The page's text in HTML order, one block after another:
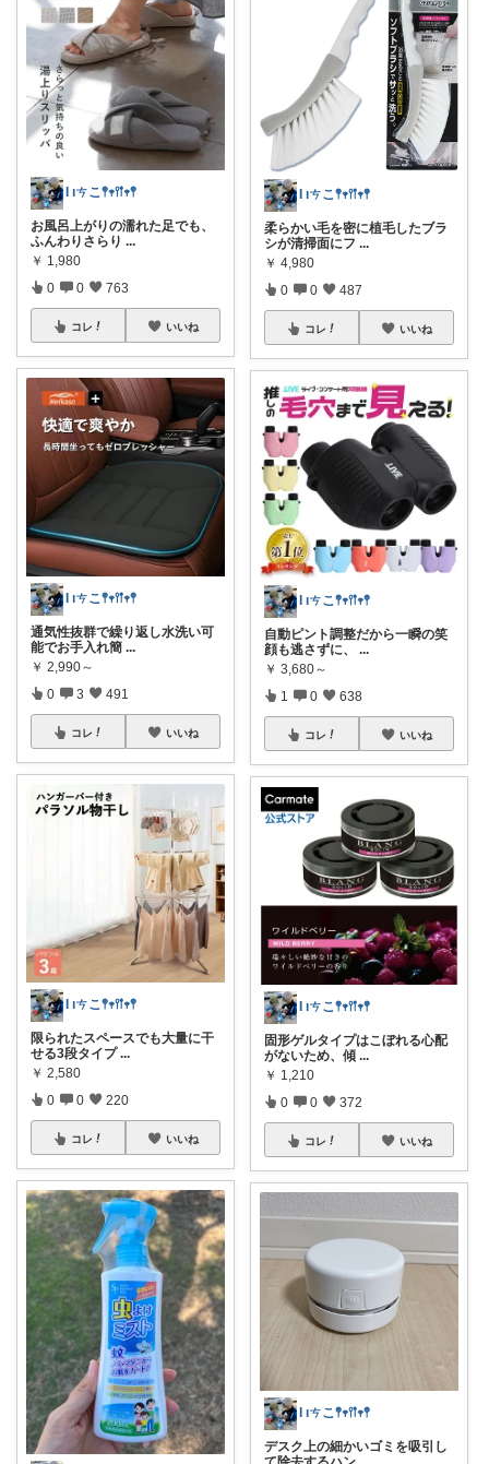
Ɩ ıㄘこ𖤣𖥧𖥣𖡡𖥧𖤣
お風呂上がりの濡れた足でも、
ふんわりさらり ...
￥ 1,980
0 0 763
コレ いいね
Ɩ ıㄘこ𖤣𖥧𖥣𖡡𖥧𖤣
通気性抜群で繰り返し水洗い可
能でお手入れ簡 ...
￥ 2,990～
0 3 491
コレ いいね
Ɩ ıㄘこ𖤣𖥧𖥣𖡡𖥧𖤣
限られたスペースでも大量に干
せる3段タイプ ...
￥ 2,580
0 0 220
コレ いいね
Ɩ ıㄘこ𖤣𖥧𖥣𖡡𖥧𖤣
柔らかい毛を密に植毛したブラ
シが清掃面にフ ...
￥ 4,980
0 0 487
コレ いいね
Ɩ ıㄘこ𖤣𖥧𖥣𖡡𖥧𖤣
自動ピント調整だから一瞬の笑
顔も逃さずに、
...
￥ 3,680～
1 0 638
コレ いいね
Ɩ ıㄘこ𖤣𖥧𖥣𖡡𖥧𖤣
固形ゲルタイプはこぼれる心配
がないため、傾 ...
￥ 1,210
0 0 372
コレ いいね
Ɩ ıㄘこ𖤣𖥧𖥣𖡡𖥧𖤣
デスク上の細かいゴミを吸引し